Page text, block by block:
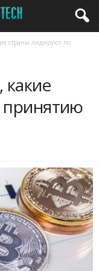
страны лидируют по
какие